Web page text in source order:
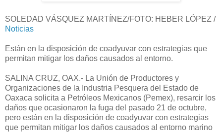
SOLEDAD VÁSQUEZ MARTÍNEZ/FOTO: HEBER LÓPEZ /
Noticias
Están en la disposición de coadyuvar con estrategias que
permitan mitigar los daños causados al entorno.
SALINA CRUZ, OAX.- La Unión de Productores y
Organizaciones de la Industria Pesquera del Estado de
Oaxaca solicita a Petróleos Mexicanos (Pemex), resarcir los
daños que ocasionaron la fuga del pasado 21 de octubre,
pero están en la disposición de coadyuvar con estrategias
que permitan mitigar los daños causados al entorno marino